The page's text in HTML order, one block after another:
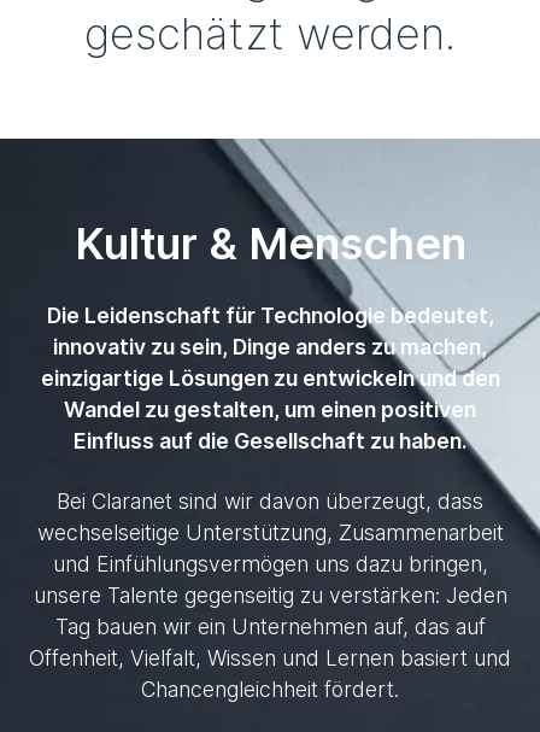
geschätzt werden.
Kultur & Menschen
Die Leidenschaft für Technologie bedeutet,
innovativ zu sein, Dinge anders zu machen,
einzigartige Lösungen zu entwickeln und den
Wandel zu gestalten, um einen positiven
Einfluss auf die Gesellschaft zu haben.
Bei Claranet sind wir davon überzeugt, dass
wechselseitige Unterstützung, Zusammenarbeit
und Einfühlungsvermögen uns dazu bringen,
unsere Talente gegenseitig zu verstärken: Jeden
Tag bauen wir ein Unternehmen auf, das auf
Offenheit, Vielfalt, Wissen und Lernen basiert und
Chancengleichheit fördert.